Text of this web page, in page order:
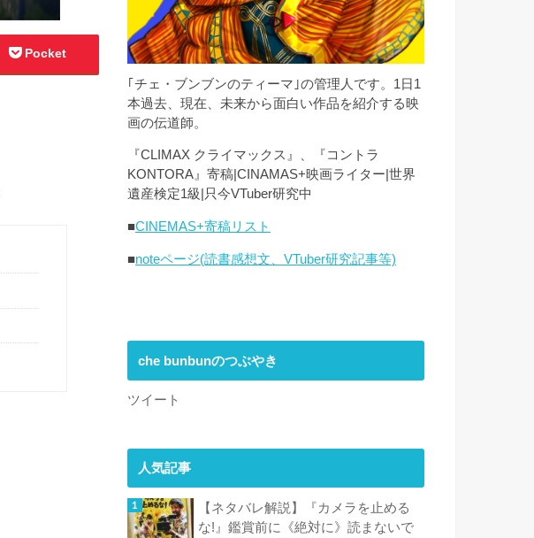
Pocket
｢チェ・ブンブンのティーマ｣の管理人です。1日1
本過去、現在、未来から面白い作品を紹介する映
画の伝道師。
『CLIMAX クライマックス』、『コントラ
KONTORA』寄稿|CINAMAS+映画ライター|世界
遺産検定1級|只今VTuber研究中
■CINEMAS+寄稿リスト
■noteページ(読書感想文、VTuber研究記事等)
che bunbunのつぶやき
ツイート
人気記事
【ネタバレ解説】『カメラを止める
な!』鑑賞前に《絶対に》読まないで